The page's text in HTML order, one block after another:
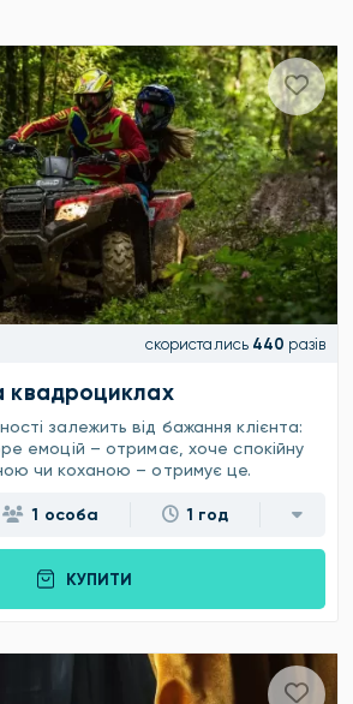
скористались 440 разів
квадроциклах
залежить від бажання клієнта:
емоцій – отримає, хоче спокійну
чи коханою – отримує це.
1 особа 1 год
КУПИТИ